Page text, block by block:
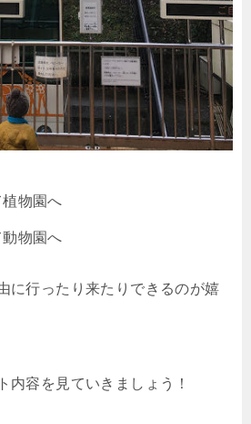
物園へ
物園へ
に行ったり来たりできるのが嬉
内容を見ていきましょう！